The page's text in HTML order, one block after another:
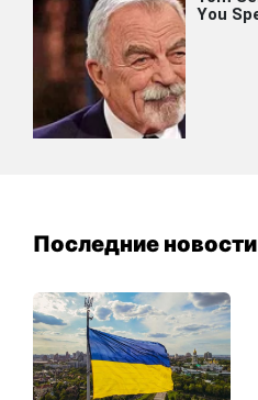
Последние новости